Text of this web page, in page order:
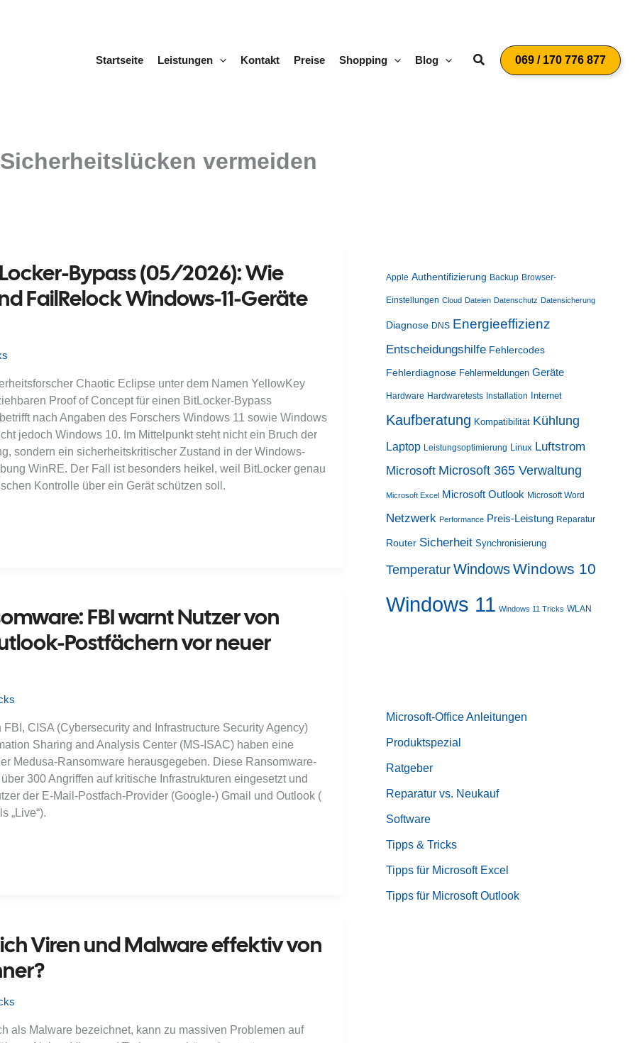
Startseite
Leistungen Kontakt Preise Shopping Blog Suchen069 / 170 776 877
Sicherheitslücken vermeiden
Bypass (05/2026): Wie
FailRelock Windows-11-Geräte
Chaotic Eclipse unter dem Namen YellowKey
Proof of Concept für einen BitLocker-Bypass
nach Angaben des Forschers Windows 11 sowie Windows
jedoch Windows 10. Im Mittelpunkt steht nicht ein Bruch der
sondern ein sicherheitskritischer Zustand in der Windows-
WinRE. Der Fall ist besonders heikel, weil BitLocker genau
Kontrolle über ein Gerät schützen soll.
FBI warnt Nutzer von
Postfächern vor neuer
CISA (Cybersecurity and Infrastructure Security Agency)
Sharing and Analysis Center (MS-ISAC) haben eine
Medusa-Ransomware herausgegeben. Diese Ransomware-
300 Angriffen auf kritische Infrastrukturen eingesetzt und
der E-Mail-Postfach-Provider (Google-) Gmail und Outlook (
„Live“).
Viren und Malware effektiv von
als Malware bezeichnet, kann zu massiven Problemen auf
Apple Authentifizierung Backup Browser-
Einstellungen Cloud Dateien Datenschutz Datensicherung
Diagnose DNS Energieeffizienz
Entscheidungshilfe Fehlercodes
Fehlerdiagnose Fehlermeldungen Geräte
Hardware Hardwaretests Installation Internet
Kaufberatung Kompatibilität Kühlung
Laptop Leistungsoptimierung Linux Luftstrom
Microsoft Microsoft 365 Verwaltung
Microsoft Excel Microsoft Outlook Microsoft Word
Netzwerk Performance Preis-Leistung Reparatur
Router Sicherheit Synchronisierung
Temperatur WindowsWindows 10
Windows 11 Windows 11 Tricks WLAN
Microsoft-Office Anleitungen
Produktspezial
Ratgeber
Reparatur vs. Neukauf
Software
Tipps & Tricks
Tipps für Microsoft Excel
Tipps für Microsoft Outlook